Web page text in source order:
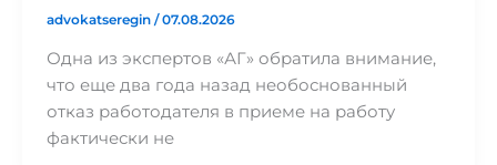
advokatseregin /07.08.2026
Одна из экспертов «АГ» обратила внимание,
что еще два года назад необоснованный
отказ работодателя в приеме на работу
фактически не